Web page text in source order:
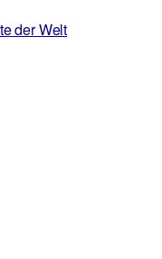
der Welt